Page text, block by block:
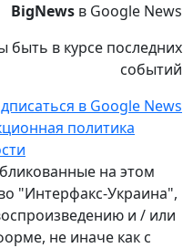
BigNews в Google News
быть в курсе последних
событий
в Google News
политика
на этом
"Интерфакс-Украина",
и / или
не иначе как с